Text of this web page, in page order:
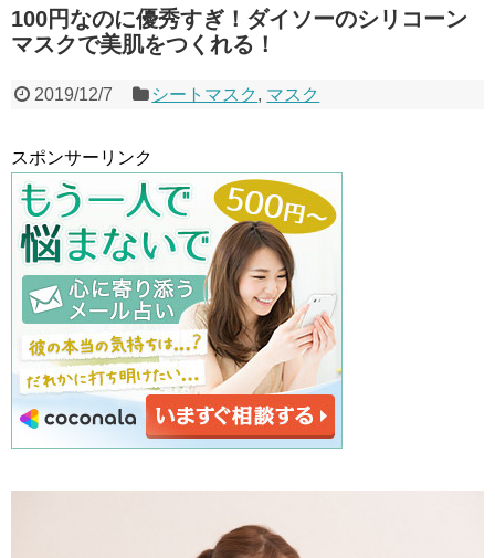
100円なのに優秀すぎ！ダイソーのシリコーン
マスクで美肌をつくれる！
2019/12/7 シートマスク , マスク
スポンサーリンク